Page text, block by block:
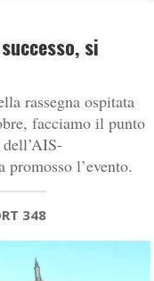
si
rassegna ospitata
facciamo il punto
l’evento.
348